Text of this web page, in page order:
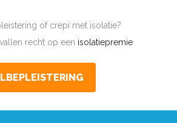
of crepi met isolatie?
recht op een isolatiepremie